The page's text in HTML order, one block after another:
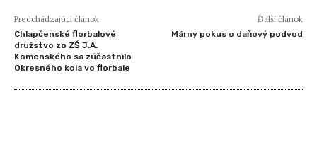
Predchádzajúci článok
Chlapčenské florbalové
družstvo zo ZŠ J.A.
Komenského sa zúčastnilo
Okresného kola vo florbale
Ďalší článok
Márny pokus o daňový podvod